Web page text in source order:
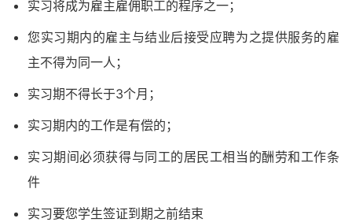
实习将成为雇主雇佣职工的程序之一；
您实习期内的雇主与结业后接受应聘为之提供服务的雇
主不得为同一人；
实习期不得长于3个月；
实习期内的工作是有偿的；
实习期间必须获得与同工的居民工相当的酬劳和工作条
件
实习要您学生签证到期之前结束